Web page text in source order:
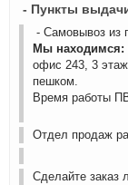
- Пункты
- Самовывоз из
Мы находимся:
офис 243, 3
пешком.
Время работы
Отдел продаж
Сделайте